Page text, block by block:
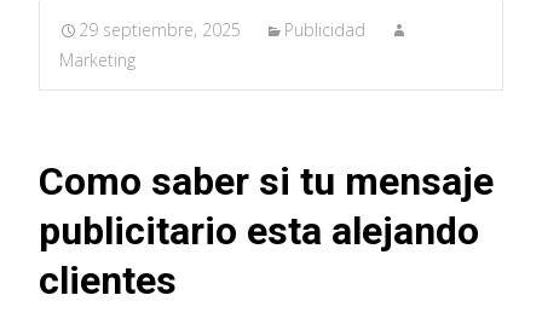
29 septiembre, 2025
Publicidad
Marketing
Como saber si tu mensaje
publicitario esta alejando
clientes